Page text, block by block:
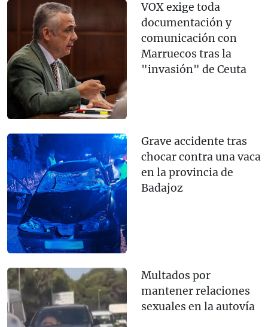
VOX exige toda
documentación y
comunicación con
Marruecos tras la
"invasión" de Ceuta
Grave accidente tras
chocar contra una vaca
en la provincia de
Badajoz
Multados por
mantener relaciones
sexuales en la autovía